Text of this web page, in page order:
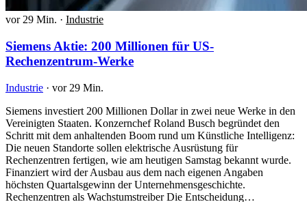
vor 29 Min. · Industrie
Siemens Aktie: 200 Millionen für US-
Rechenzentrum-Werke
Industrie · vor 29 Min.
Siemens investiert 200 Millionen Dollar in zwei neue Werke in den
Vereinigten Staaten. Konzernchef Roland Busch begründet den
Schritt mit dem anhaltenden Boom rund um Künstliche Intelligenz:
Die neuen Standorte sollen elektrische Ausrüstung für
Rechenzentren fertigen, wie am heutigen Samstag bekannt wurde.
Finanziert wird der Ausbau aus dem nach eigenen Angaben
höchsten Quartalsgewinn der Unternehmensgeschichte.
Rechenzentren als Wachstumstreiber Die Entscheidung…